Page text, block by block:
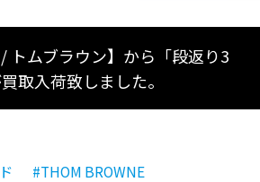
トムブラウン】から「段返り3
取入荷致しました。
#THOM BROWNE